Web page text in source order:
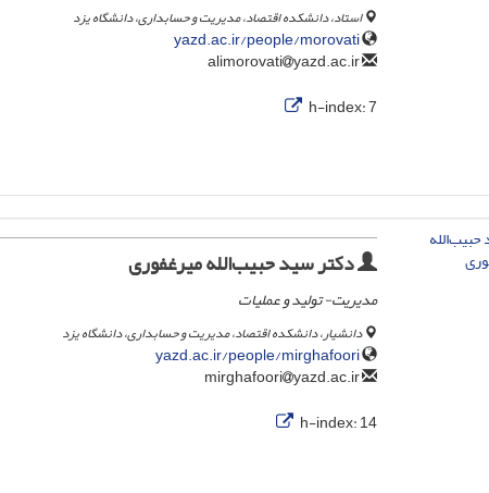
استاد، دانشکده اقتصاد، مدیریت و حسابداری، دانشگاه یزد
yazd.ac.ir/people/morovati
yazd.ac.ir
h-index:7
دکتر سید حبیب‌الله میرغفوری
مدیریت- تولید و عملیات
دانشیار، دانشکده اقتصاد، مدیریت و حسابداری، دانشگاه یزد
yazd.ac.ir/people/mirghafoori
yazd.ac.ir
h-index:14